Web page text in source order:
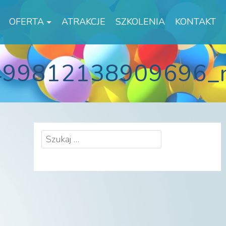
OFERTA ATRAKCJE SZKOLENIA KONTAKT
Szukaj: